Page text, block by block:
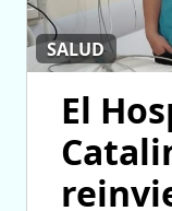
SALUD
El